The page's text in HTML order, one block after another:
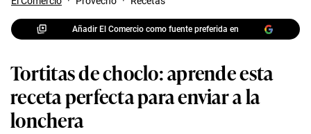
Añadir El Comercio como fuente preferida en
Tortitas de choclo: aprende esta
receta perfecta para enviar a la
lonchera